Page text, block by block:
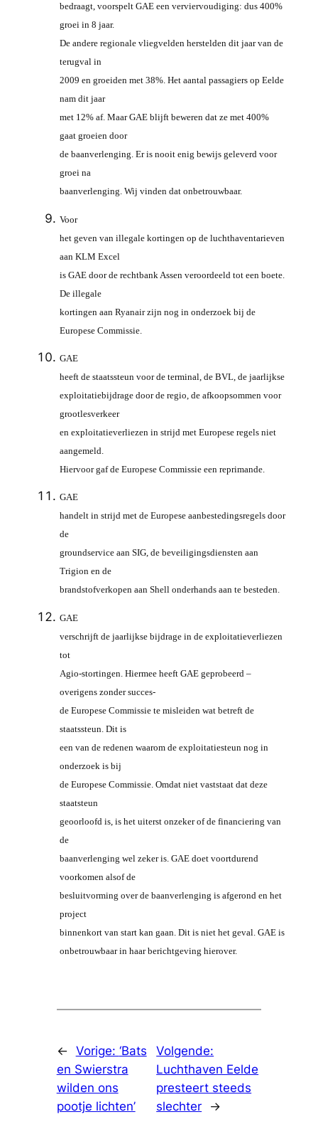
bedraagt, voorspelt GAE een verviervoudiging: dus 400%
groei in 8 jaar.
De andere regionale vliegvelden herstelden dit jaar van de
terugval in
2009 en groeiden met 38%. Het aantal passagiers op Eelde
nam dit jaar
met 12% af. Maar GAE blijft beweren dat ze met 400%
gaat groeien door
de baanverlenging. Er is nooit enig bewijs geleverd voor
groei na
baanverlenging. Wij vinden dat onbetrouwbaar.
Voor
het geven van illegale kortingen op de luchthaventarieven
aan KLM Excel
is GAE door de rechtbank Assen veroordeeld tot een boete.
De illegale
kortingen aan Ryanair zijn nog in onderzoek bij de
Europese Commissie.
GAE
heeft de staatssteun voor de terminal, de BVL, de jaarlijkse
exploitatiebijdrage door de regio, de afkoopsommen voor
grootlesverkeer
en exploitatieverliezen in strijd met Europese regels niet
aangemeld.
Hiervoor gaf de Europese Commissie een reprimande.
GAE
handelt in strijd met de Europese aanbestedingsregels door
de
groundservice aan SIG, de beveiligingsdiensten aan
Trigion en de
brandstofverkopen aan Shell onderhands aan te besteden.
GAE
verschrijft de jaarlijkse bijdrage in de exploitatieverliezen
tot
Agio-stortingen. Hiermee heeft GAE geprobeerd –
overigens zonder succes-
de Europese Commissie te misleiden wat betreft de
staatssteun. Dit is
een van de redenen waarom de exploitatiesteun nog in
onderzoek is bij
de Europese Commissie. Omdat niet vaststaat dat deze
staatsteun
geoorloofd is, is het uiterst onzeker of de financiering van
de
baanverlenging wel zeker is. GAE doet voortdurend
voorkomen alsof de
besluitvorming over de baanverlenging is afgerond en het
project
binnenkort van start kan gaan. Dit is niet het geval. GAE is
onbetrouwbaar in haar berichtgeving hierover.
← Vorige: ‘Bats
en Swierstra
wilden ons
pootje lichten’
Volgende:
Luchthaven Eelde
presteert steeds
slechter
→